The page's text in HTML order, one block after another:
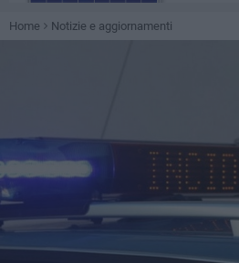
Home Notizie e aggiornamenti